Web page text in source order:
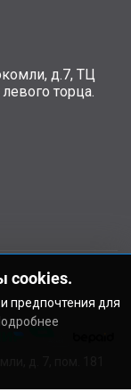
д.7, ТЦ
торца.
д. 7, пом. 181
cookies.
предпочтения для